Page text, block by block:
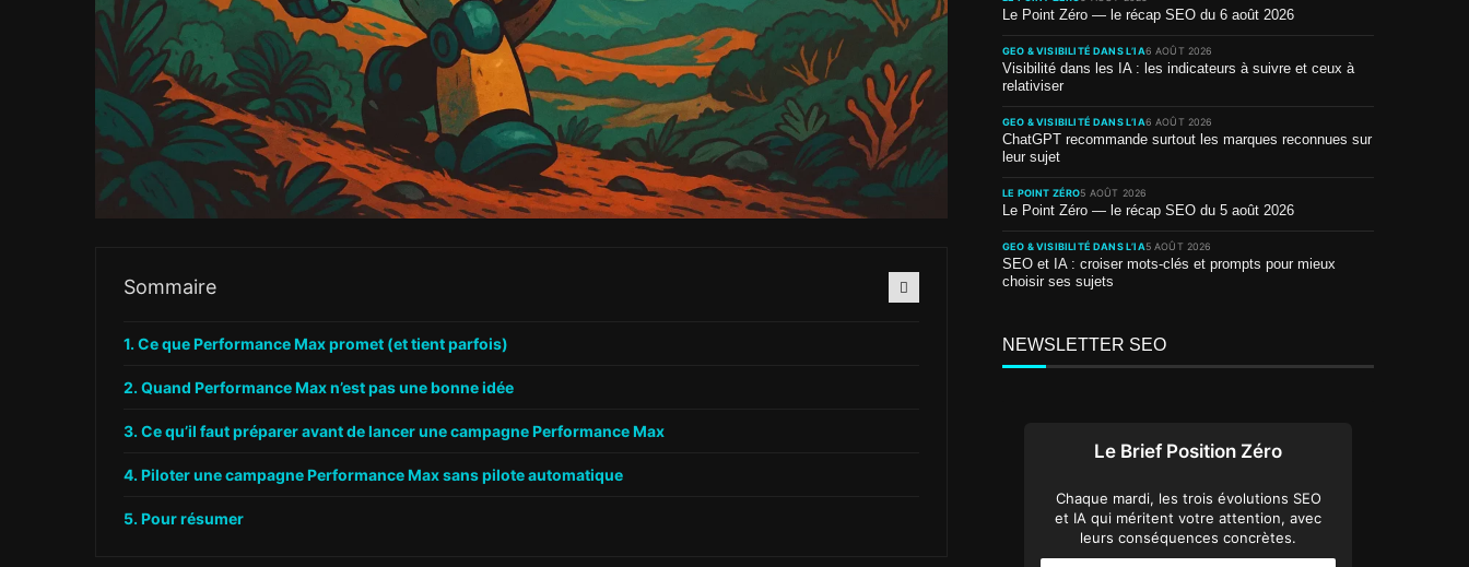
Sommaire
Ce que Performance Max promet (et tient parfois)
Quand Performance Max n’est pas une bonne idée
Ce qu’il faut préparer avant de lancer une campagne Performance Max
Piloter une campagne Performance Max sans pilote automatique
Pour résumer
Le Point Zéro — le récap SEO du 6 août 2026
GEO & VISIBILITÉ DANS L’IA6 AOÛT 2026
Visibilité dans les IA : les indicateurs à suivre et ceux à
relativiser
GEO & VISIBILITÉ DANS L’IA6 AOÛT 2026
ChatGPT recommande surtout les marques reconnues sur
leur sujet
LE POINT ZÉRO5 AOÛT 2026
Le Point Zéro — le récap SEO du 5 août 2026
GEO & VISIBILITÉ DANS L’IA5 AOÛT 2026
SEO et IA : croiser mots-clés et prompts pour mieux
choisir ses sujets
NEWSLETTER SEO
Le Brief Position Zéro
Chaque mardi, les trois évolutions SEO
et IA qui méritent votre attention, avec
leurs conséquences concrètes.